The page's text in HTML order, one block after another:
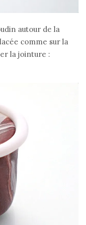
autour de la
comme sur la
la jointure :